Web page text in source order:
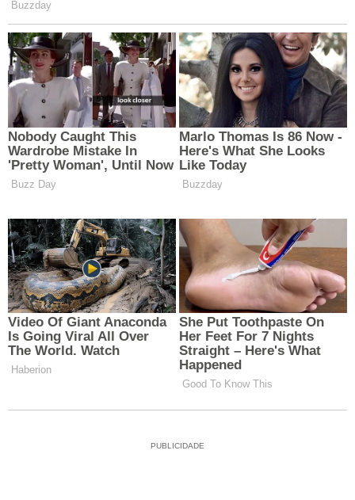
PUBLICIDADE